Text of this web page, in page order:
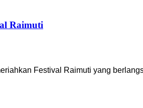
Raimuti
Festival Raimuti yang